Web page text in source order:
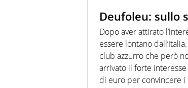
Deufoleu: sullo
Dopo aver attirato
essere lontano
club azzurro che però
arrivato il forte
di euro per convincere i